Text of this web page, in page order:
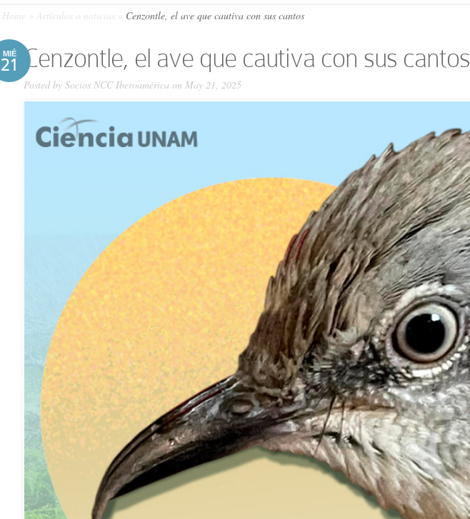
Home Artículos o noticias Cenzontle, el ave que cautiva con sus cantos
MIÉ
21 Cenzontle, el ave que cautiva con sus cantos
Posted by Socios NCC Iberoamérica on May 21, 2025